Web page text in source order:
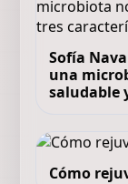
Sofía
una
saludable
Cómo